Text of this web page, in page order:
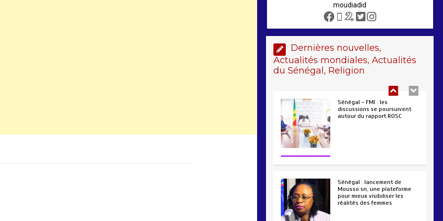
moudiadid
Dernières nouvelles,
Actualités mondiales, Actualités
du Sénégal, Religion
autour du rapport ROSC
2 min 221
Sénégal : lancement de
Mousso.sn, une plateforme
AIBD : les Douanes réalisent
une saisie de 28 kg de